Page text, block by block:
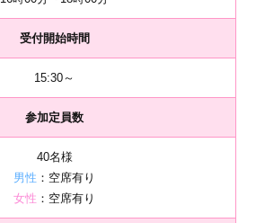
受付開始時間
15:30～
参加定員数
40名様
男性 ：空席有り
女性 ：空席有り